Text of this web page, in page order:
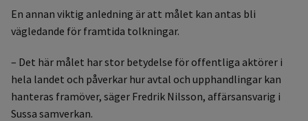
En annan viktig anledning är att målet kan antas bli
vägledande för framtida tolkningar.
– Det här målet har stor betydelse för offentliga aktörer i
hela landet och påverkar hur avtal och upphandlingar kan
hanteras framöver, säger Fredrik Nilsson, affärsansvarig i
Sussa samverkan.